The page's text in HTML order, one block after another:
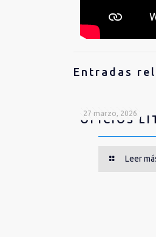
Entradas
27 marzo, 2026
OFICIOS
Leer